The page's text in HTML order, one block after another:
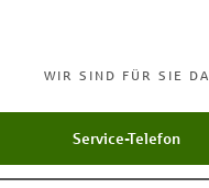
WIR SIND FÜR SIE DA
Service-Telefon